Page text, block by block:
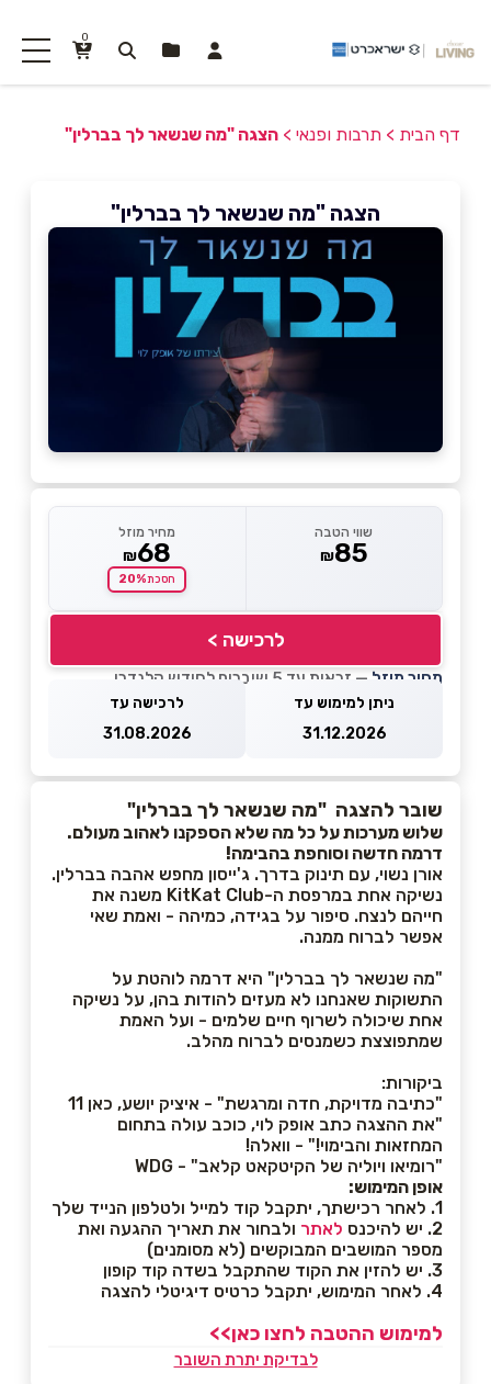
0
דף הבית > תרבות ופנאי > הצגה "מה שנשאר לך בברלין"
הצגה "מה שנשאר לך בברלין"
שווי הטבה
₪85
מחיר מוזל
₪68
חסכת20%
לרכישה >
מחיר מוזל — זכאות עד 5 שוברים לחודש קלנדרי
ניתן למימוש עד
31.12.2026
לרכישה עד
31.08.2026
שובר להצגה "מה שנשאר לך בברלין"
שלוש מערכות על כל מה שלא הספקנו לאהוב מעולם.
דרמה חדשה וסוחפת בהבימה!
אורן נשוי, עם תינוק בדרך. ג'ייסון מחפש אהבה בברלין.
נשיקה אחת במרפסת ה-KitKat Club משנה את
חייהם לנצח. סיפור על בגידה, כמיהה - ואמת שאי
אפשר לברוח ממנה.
"מה שנשאר לך בברלין" היא דרמה לוהטת על
התשוקות שאנחנו לא מעזים להודות בהן, על נשיקה
אחת שיכולה לשרוף חיים שלמים - ועל האמת
שמתפוצצת כשמנסים לברוח מהלב.
ביקורות:
"כתיבה מדויקת, חדה ומרגשת" - איציק יושע, כאן 11
"את ההצגה כתב אופק לוי, כוכב עולה בתחום
המחזאות והבימוי!" - וואלה!
"רומיאו ויוליה של הקיטקאט קלאב" - WDG
אופן המימוש:
1. לאחר רכישתך, יתקבל קוד למייל ולטלפון הנייד שלך
2. יש להיכנס
לאתר ולבחור את תאריך ההגעה ואת
מספר המושבים המבוקשים (לא מסומנים)
3. יש להזין את הקוד שהתקבל בשדה קוד קופון
4. לאחר המימוש, יתקבל כרטיס דיגיטלי להצגה
למימוש ההטבה לחצו כאן>>
לבדיקת יתרת השובר